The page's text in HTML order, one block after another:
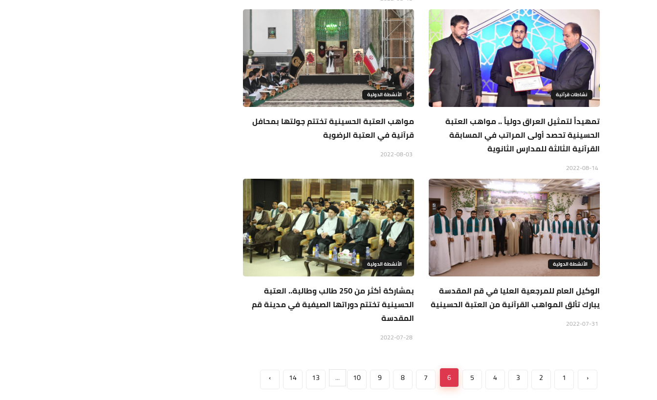
نشاطات قرآنية
تمهيداً لتمثيل العراق دولياً .. مواهب العتبة
الحسينية تحصد أولى المراتب في المسابقة
القرآنية الثالثة للمدارس الثانوية
الأنشطة الدولية
مواهب العتبة الحسينية تختتم جولتها بمحافل
قرآنية في العتبة الرضوية
الأنشطة الدولية
الوكيل العام للمرجعية العليا في قم المقدسة
يبارك تألق المواهب القرآنية من العتبة الحسينية
الأنشطة الدولية
بمشاركة أكثر من 250 طالب وطالبة.. العتبة
الحسينية تختتم دوراتها الصيفية في مدينة قم
المقدسة
‹
1
2
3
4
5
6
7
8
9
10
...
13
14
›